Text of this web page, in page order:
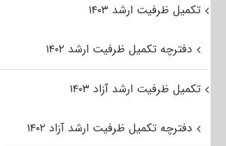
تکمیل ظرفیت ارشد ۱۴۰۳
دفترچه تکمیل ظرفیت ارشد ۱۴۰۲
تکمیل ظرفیت ارشد آزاد ۱۴۰۳
دفترچه تکمیل ظرفیت ارشد آزاد ۱۴۰۲